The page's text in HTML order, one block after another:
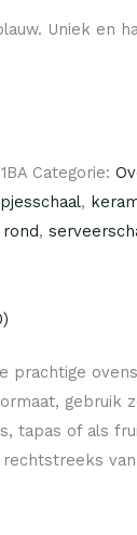
Uniek en
Categorie:
,
rond,
prachtige
gebruik
tapas of als